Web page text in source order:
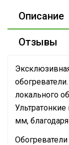
Описание
Отзывы
локального
мм,